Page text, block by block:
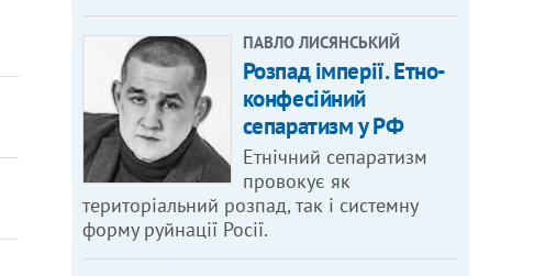
ПАВЛО ЛИСЯНСЬКИЙ
Розпад імперії. Етно-
конфесійний
сепаратизм у РФ
Етнічний сепаратизм
провокує як
територіальний розпад, так і системну
форму руйнації Росії.